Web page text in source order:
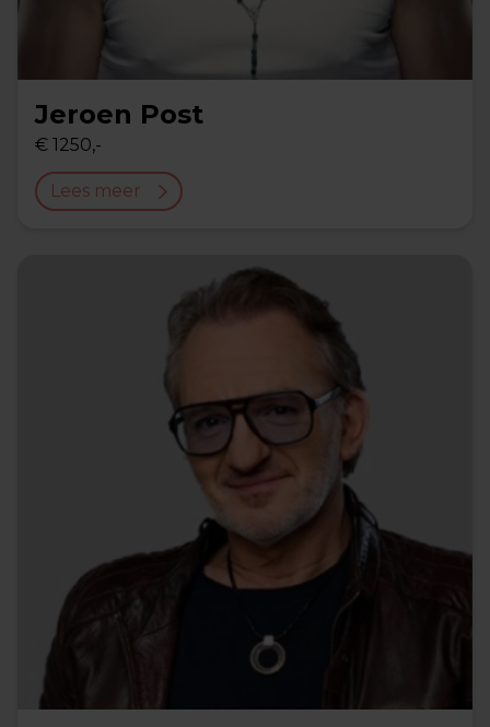
Jeroen Post
€ 1250,-
Lees meer